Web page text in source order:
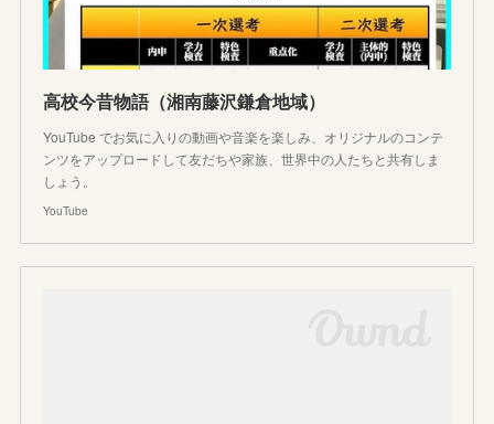
高校今昔物語（湘南藤沢鎌倉地域）
YouTube でお気に入りの動画や音楽を楽しみ、オリジナルのコンテ
ンツをアップロードして友だちや家族、世界中の人たちと共有しま
しょう。
YouTube